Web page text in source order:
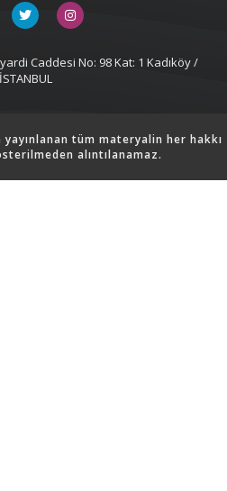
Caddesi No: 98 Kat: 1 Kadıköy /
İSTANBUL
tüm materyalin her hakkı
alıntılanamaz.